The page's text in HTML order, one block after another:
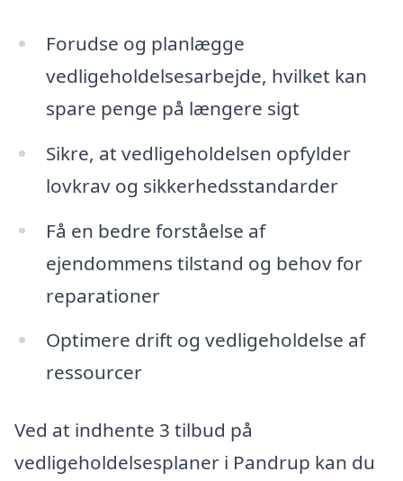
Forudse og planlægge
vedligeholdelsesarbejde, hvilket kan
spare penge på længere sigt
Sikre, at vedligeholdelsen opfylder
lovkrav og sikkerhedsstandarder
Få en bedre forståelse af
ejendommens tilstand og behov for
reparationer
Optimere drift og vedligeholdelse af
ressourcer
Ved at indhente 3 tilbud på
vedligeholdelsesplaner i Pandrup kan du